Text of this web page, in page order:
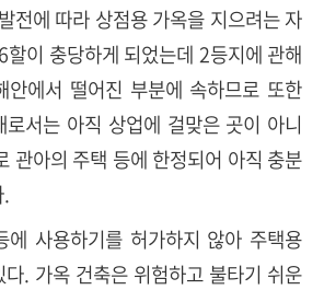
전에 따라 상점용 가옥을 지으려는 자
할이 충당하게 되었는데 2등지에 관해
안에서 떨어진 부분에 속하므로 또한
로서는 아직 상업에 걸맞은 곳이 아니
관아의 주택 등에 한정되어 아직 충분
.
에 사용하기를 허가하지 않아 주택용
. 가옥 건축은 위험하고 불타기 쉬운